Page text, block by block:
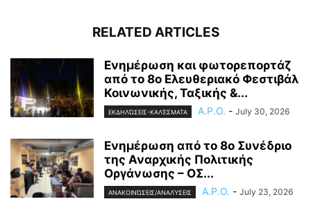
RELATED ARTICLES
Ενημέρωση και φωτορεπορτάζ
από το 8ο Ελευθεριακό Φεστιβάλ
Κοινωνικής, Ταξικής &...
ΕΚΔΗΛΏΣΕΙΣ-ΚΑΛΈΣΜΑΤΑ A.P.O. - July 30, 2026
Ενημέρωση από το 8ο Συνέδριο
της Αναρχικής Πολιτικής
Οργάνωσης – ΟΣ...
ΑΝΑΚΟΙΝΏΣΕΙΣ/ΑΝΑΛΎΣΕΙΣ A.P.O. - July 23, 2026